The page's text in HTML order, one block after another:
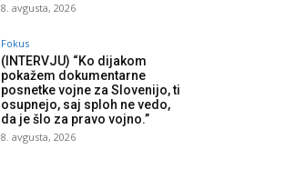
8. avgusta, 2026
Fokus
(INTERVJU) “Ko dijakom
pokažem dokumentarne
posnetke vojne za Slovenijo, ti
osupnejo, saj sploh ne vedo,
da je šlo za pravo vojno.”
8. avgusta, 2026